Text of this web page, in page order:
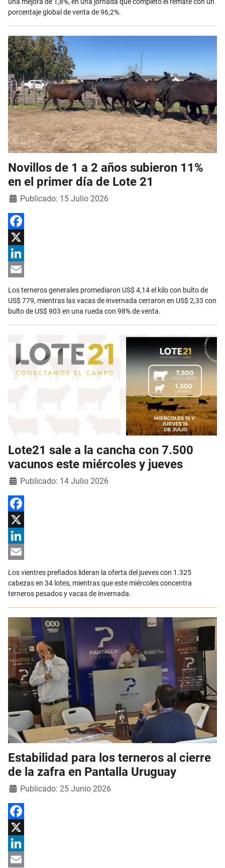
porcentaje global de venta de 96,2%.
Novillos de 1 a 2 años subieron 11%
en el primer día de Lote 21
DetallesPublicado: 15 Julio 2026
Facebook
X
LinkedIn
Email
Los terneros generales promediaron US$ 4,14 el kilo con bulto de
US$ 779, mientras las vacas de invernada cerraron en US$ 2,33 con
bulto de US$ 903 en una rueda con 98% de venta.
Lote21 sale a la cancha con 7.500
vacunos este miércoles y jueves
Detalles
Publicado: 14 Julio 2026
Facebook
X
LinkedIn
Los vientres preñados lideran la oferta del jueves con 1.325
cabezas en 34 lotes, mientras que este miércoles concentra
terneros pesados y vacas de invernada.
Estabilidad para los terneros al cierre
de la zafra en Pantalla Uruguay
Detalles
Publicado: 25 Junio 2026
Facebook
X
LinkedIn